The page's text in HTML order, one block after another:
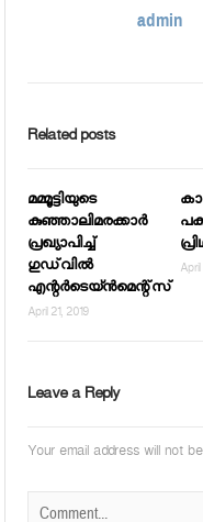
admin
Related posts
മമ്മൂട്ടിയുടെ
കുഞ്ഞാലിമരക്കാര്‍
പ്രഖ്യാപിച്ച്
ഗുഡ്‌വില്‍
എന്റര്‍ടെയ്ന്‍മെന്റ്‌സ്
April 21, 2019
Leave a Reply
Your email address will not